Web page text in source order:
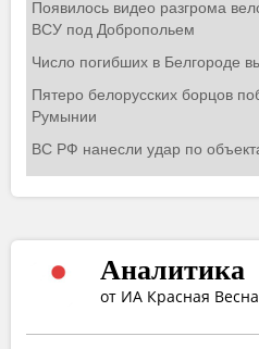
Аналитика
от ИА Красная Весна